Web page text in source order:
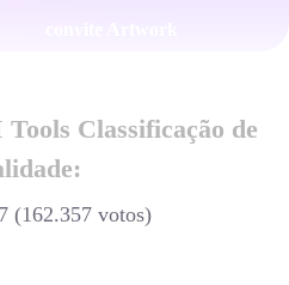
Classificação de
(162.357 votos)